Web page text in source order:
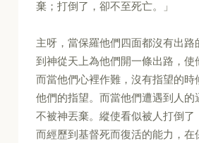
棄；打倒了，卻不至死亡。」
主呀，當保羅他們四面都沒有出路
到神從天上為他們開一條出路，使
而當他們心裡作難，沒有指望的時
他們的指望。而當他們遭遇到人的
不被神丟棄。縱使看似被人打倒了
而經歷到基督死而復活的能力，在